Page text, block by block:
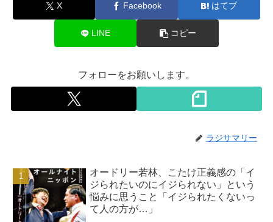
X Facebook はてブ
LINE コピー
フォローをお願いします。
ラジサマリー
オードリー若林、こたけ正義感の「イ
ジられたいのにイジられない」という
悩みに思うこと「イジられたくないっ
て人の方が…」